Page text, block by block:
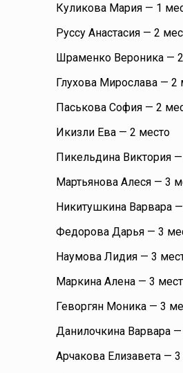
Куликова Мария — 1
Руссу Анастасия — 2
Шраменко Вероника —
Глухова Мирослава — 2
Паськова София — 2
Икизли Ева — 2 место
Пикельдина Виктория
Мартьянова Алеся — 3
Никитушкина Варвара
Федорова Дарья — 3
Наумова Лидия — 3
Маркина Алена — 3
Геворгян Моника — 3
Данилочкина Варвара
Арчакова Елизавета —